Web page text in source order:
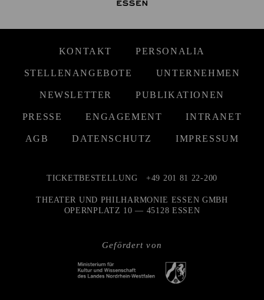
KONTAKT PERSONALIA
STELLENANGEBOTE UNTERNEHMEN
NEWSLETTER PUBLIKATIONEN
PRESSE ENGAGEMENT INTRANET
AGB DATENSCHUTZ IMPRESSUM
Gefördert von
TICKETBESTELLUNG +49 201 81 22-200
THEATER UND PHILHARMONIE ESSEN GMBH
OPERNPLATZ 10 — 45128 ESSEN